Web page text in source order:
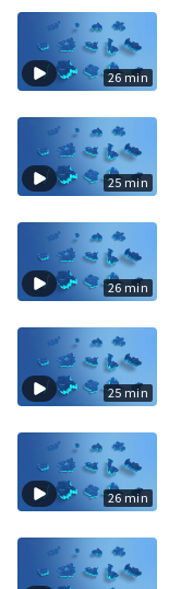
26 min
25 min
26 min
25 min
26 min